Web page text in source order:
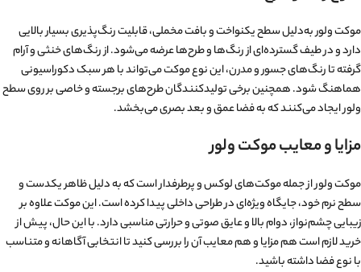
موکت ولور به‌دلیل سطح یکنواخت و بافت مخملی، قابلیت رنگ‌پذیری بسیار بالایی
دارد و در طیف گسترده‌ای از رنگ‌ها و طرح‌ها عرضه می‌شود. از رنگ‌های خنثی و آرام
گرفته تا رنگ‌های جسور و مدرن، این نوع موکت می‌تواند با هر سبک دکوراسیونی
هماهنگ شود. همچنین برخی تولیدکنندگان طرح‌های برجسته و خاصی بر روی سطح
ولور ایجاد می‌کنند که به فضا عمق و بعد بصری می‌بخشد.
مزایا و معایب موکت ولور
موکت ولور از جمله موکت‌های لوکس و پرطرفدار است که به دلیل ظاهر یکدست و
سطح نرم خود، جایگاه ویژه‌ای در طراحی داخلی پیدا کرده است. این موکت علاوه بر
زیبایی چشم‌نواز، دوام بالا و عایق صوتی و حرارتی مناسبی دارد. با این حال، پیش از
خرید لازم است هم مزایا و هم معایب آن را بررسی کنید تا انتخابی آگاهانه و متناسب
با نوع فضا داشته باشید.